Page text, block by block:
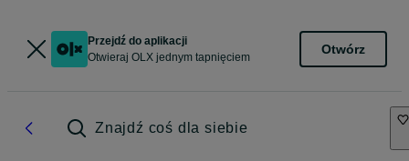
Przejdź do aplikacji
Otwieraj OLX jednym tapnięciem
Otwórz
Znajdź coś dla siebie